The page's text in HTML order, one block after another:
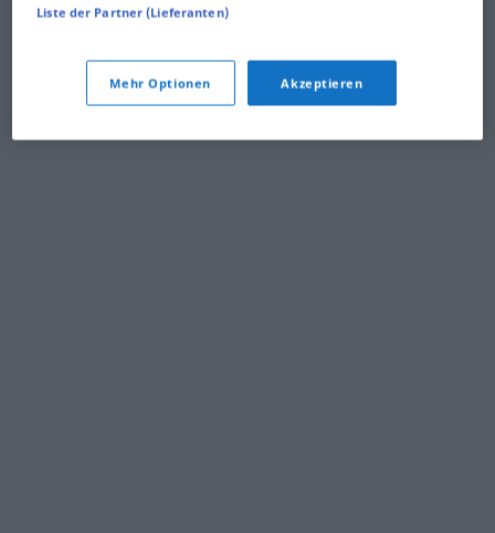
Liste der Partner (Lieferanten)
Mehr Optionen Akzeptieren